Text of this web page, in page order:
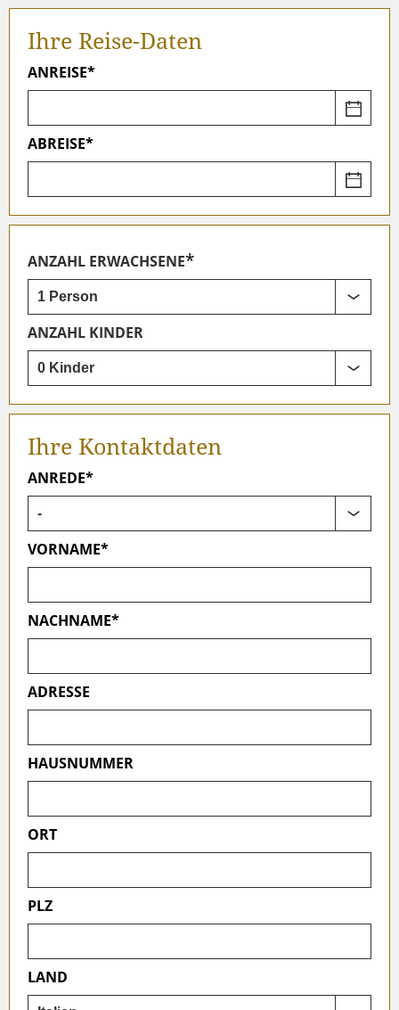
Ihre Reise-Daten
ANREISE*
ABREISE*
ANZAHL ERWACHSENE*
ANZAHL KINDER
Ihre Kontaktdaten
ANREDE*
VORNAME*
NACHNAME*
ADRESSE
HAUSNUMMER
ORT
PLZ
LAND